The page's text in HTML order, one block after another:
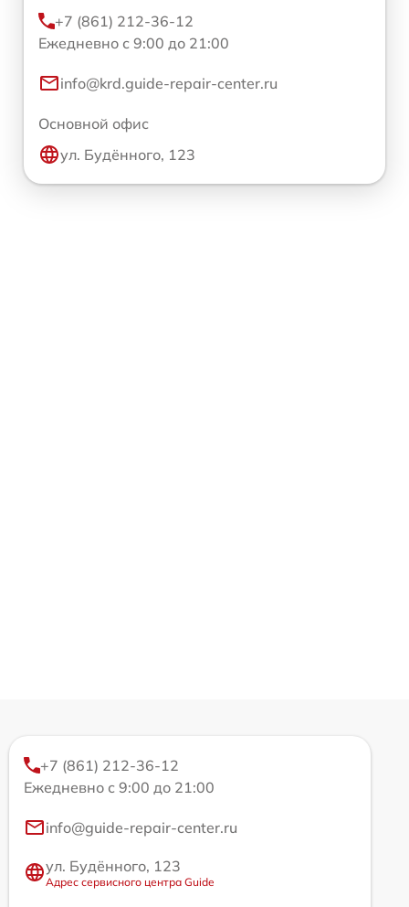
+7 (861) 212-36-12
Ежедневно с 9:00 до 21:00
info@krd.guide-repair-center.ru
Основной офис
ул. Будённого, 123
+7 (861) 212-36-12
Ежедневно с 9:00 до 21:00
info@guide-repair-center.ru
ул. Будённого, 123
Адрес сервисного центра Guide